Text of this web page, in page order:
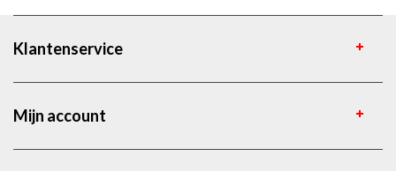
Klantenservice
Mijn account